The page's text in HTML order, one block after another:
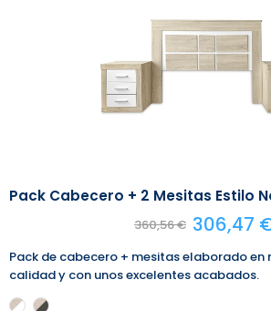
Pack Cabecero + 2 Mesitas Estilo
360,56 € 306,47
Pack de cabecero + mesitas elaborado
calidad y con unos excelentes acabados.